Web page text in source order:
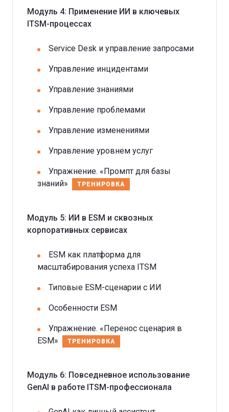
Модуль 4: Применение ИИ в ключевых
ITSM-процессах
Service Desk и управление запросами
Управление инцидентами
Управление знаниями
Управление проблемами
Управление изменениями
Управление уровнем услуг
Упражнение. «Промпт для базы
знаний»
ТРЕНИРОВКА
Модуль 5: ИИ в ESM и сквозных
корпоративных сервисах
ESM как платформа для
масштабирования успеха ITSM
Типовые ESM-сценарии с ИИ
Особенности ESM
Упражнение. «Перенос сценария в
ESM»
ТРЕНИРОВКА
Модуль 6: Повседневное использование
GenAI в работе ITSM-профессионала